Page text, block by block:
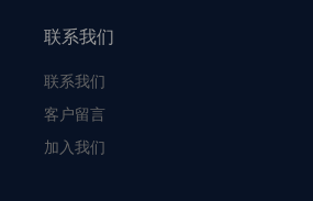
联系我们
联系我们
客户留言
加入我们